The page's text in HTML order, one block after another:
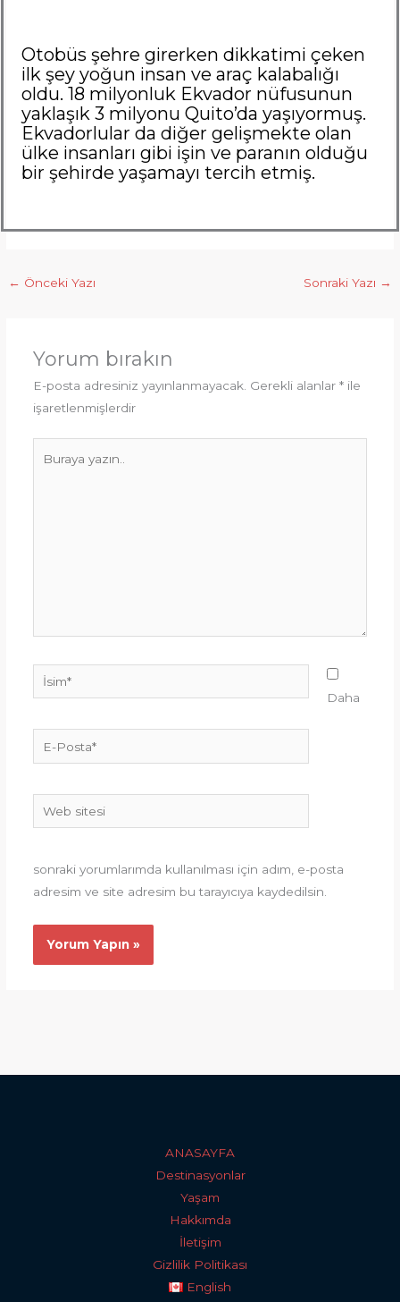
Otobüs şehre girerken dikkatimi çeken
ilk şey yoğun insan ve araç kalabalığı
oldu. 18 milyonluk Ekvador nüfusunun
yaklaşık 3 milyonu Quito’da yaşıyormuş.
Ekvadorlular da diğer gelişmekte olan
ülke insanları gibi işin ve paranın olduğu
bir şehirde yaşamayı tercih etmiş.
← Önceki Yazı Sonraki Yazı →
Yorum bırakın
E-posta adresiniz yayınlanmayacak. Gerekli alanlar *ile
işaretlenmişlerdir
İsim*
Posta*
sitesi
Daha
sonraki yorumlarımda kullanılması için adım, e-posta
adresim ve site adresim bu tarayıcıya kaydedilsin.
ANASAYFA
Destinasyonlar
Yaşam
Hakkımda
İletişim
Gizlilik Politikası
English